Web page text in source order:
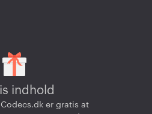
indhold
er gratis at